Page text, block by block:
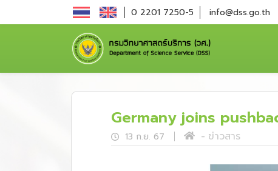
0 2201 7250-5 info@dss.go.th
Germany joins
13 ก.ย. 67 ข่าวสาร